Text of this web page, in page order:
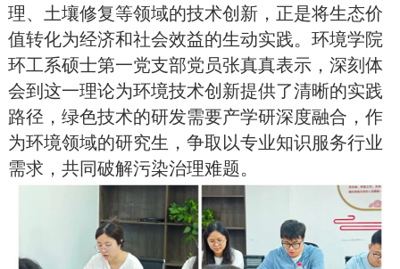
理、土壤修复等领域的技术创新，正是将生态价
值转化为经济和社会效益的生动实践。环境学院
环工系硕士第一党支部党员张真真表示，深刻体
会到这一理论为环境技术创新提供了清晰的实践
路径，绿色技术的研发需要产学研深度融合，作
为环境领域的研究生，争取以专业知识服务行业
需求，共同破解污染治理难题。